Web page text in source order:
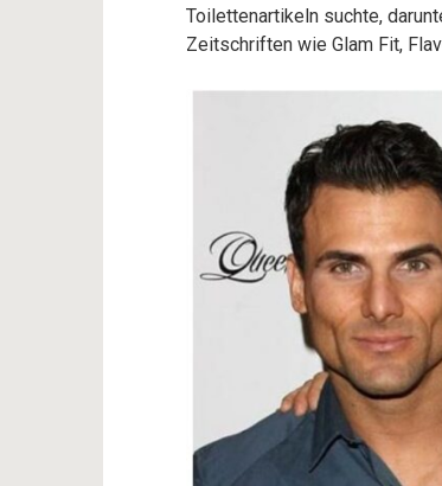
Toilettenartikeln suchte,
Zeitschriften wie Glam Fit,